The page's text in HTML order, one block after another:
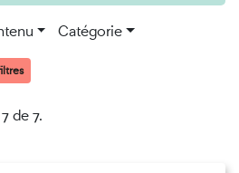
Catégorie
de 7.